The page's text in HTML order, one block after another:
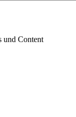
und Content